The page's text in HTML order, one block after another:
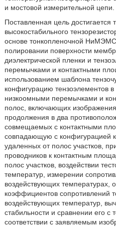
и мостовой измерительной цепи.
Поставленная цель достигается
высокостабильного
основе тонкопленочной
полировании поверхности
диэлектрической пленки и
перемычками и контактными
использованием шаблона
конфигурацию тензоэлементов
низкоомными перемычками и
полос, включающих
продолжения в два
совмещаемых с контактными
совпадающую с конфигурацией
удаленных от полос участков,
проводников к контактным
полос участков, воздействии
температур, измерении
воздействующих температурах,
коэффициентов сопротивлений
воздействующих температур,
стабильности и сравнении его с
соответствии с заявляемым